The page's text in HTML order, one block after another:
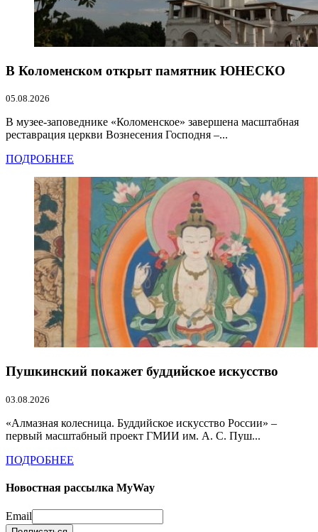
В Коломенском открыт памятник ЮНЕСКО
05.08.2026
В музее-заповеднике «Коломенское» завершена масштабная
реставрация церкви Вознесения Господня –...
ПОДРОБНЕЕ
Пушкинский покажет буддийское искусство
03.08.2026
«Алмазная колесница. Буддийское искусство России» –
первый масштабный проект ГМИИ им. А. С. Пуш...
ПОДРОБНЕЕ
Новостная рассылка MyWay
Email